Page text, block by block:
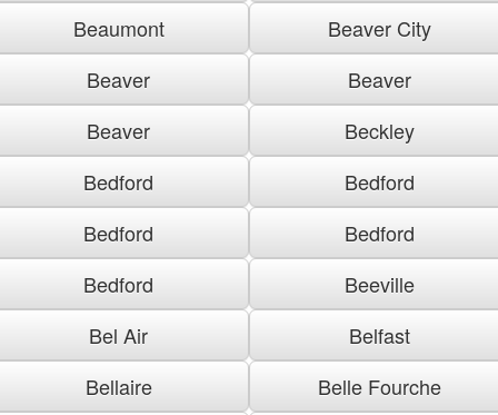
Beaumont
Beaver City
Beaver
Beaver
Beaver
Beckley
Bedford
Bedford
Bedford
Bedford
Bedford
Beeville
Bel Air
Belfast
Bellaire
Belle Fourche